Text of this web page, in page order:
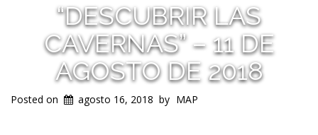
“DESCUBRIR LAS
CAVERNAS” – 11 DE
AGOSTO DE 2018
Posted on agosto 16, 2018 by MAP